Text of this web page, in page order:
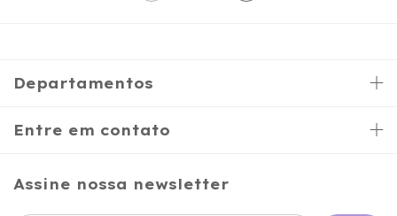
Departamentos
Entre em contato
Assine nossa newsletter